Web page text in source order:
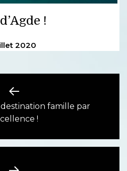
!
2020
Previous
post:
destination famille par
!